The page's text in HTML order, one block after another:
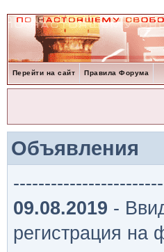
Перейти на сайт Правила Форума
Объявления
09.08.2019 -
регистрация на